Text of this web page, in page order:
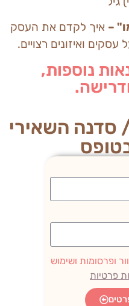
– איך לקדם את העסק
ואיזונים רצויים.
נוספות,
השאירי
ופרסומות ושימוש
פרטיות